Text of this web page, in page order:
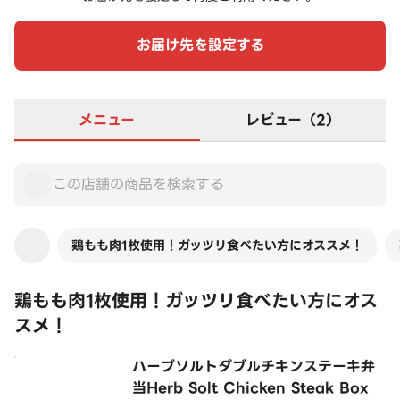
お届け先を設定する
メニュー レビュー（2）
鶏もも肉1枚使用！ガッツリ食べたい方にオススメ！
鶏もも肉1枚使用！ガッツリ食べたい方にオス
スメ！
ハーブソルトダブルチキンステーキ弁
当Herb Solt Chicken Steak Box